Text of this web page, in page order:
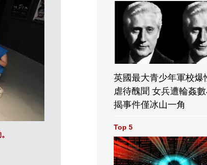
年後成功入讀香港演藝學院，更以最傑出學
英國最大青少年軍校爆
虐待醜聞 女兵遭輪姦
揭事件僅冰山一角
Top 5